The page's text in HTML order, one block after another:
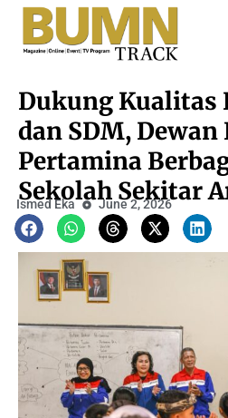
Dukung Kualitas
dan SDM,
Pertamina
Sekolah Sekitar
Ismed Eka June 2, 2026